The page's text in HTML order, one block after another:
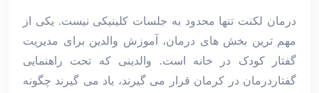
درمان لکنت تنها محدود به جلسات کلینیکی نیست. یکی از
مهم ‌ترین بخش ‌های درمان، آموزش والدین برای مدیریت
گفتار کودک در خانه است. والدینی که تحت راهنمایی
گفتاردرمان در کرمان قرار می ‌گیرند، یاد می ‌گیرند چگونه